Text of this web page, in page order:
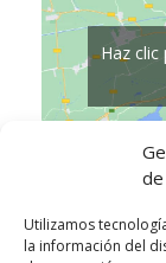
Utilizamos
la información del
Haz